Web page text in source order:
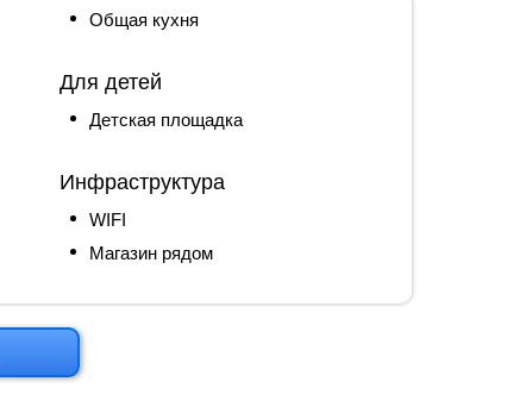
Общая кухня
Для детей
Детская площадка
Инфраструктура
WIFI
Магазин рядом